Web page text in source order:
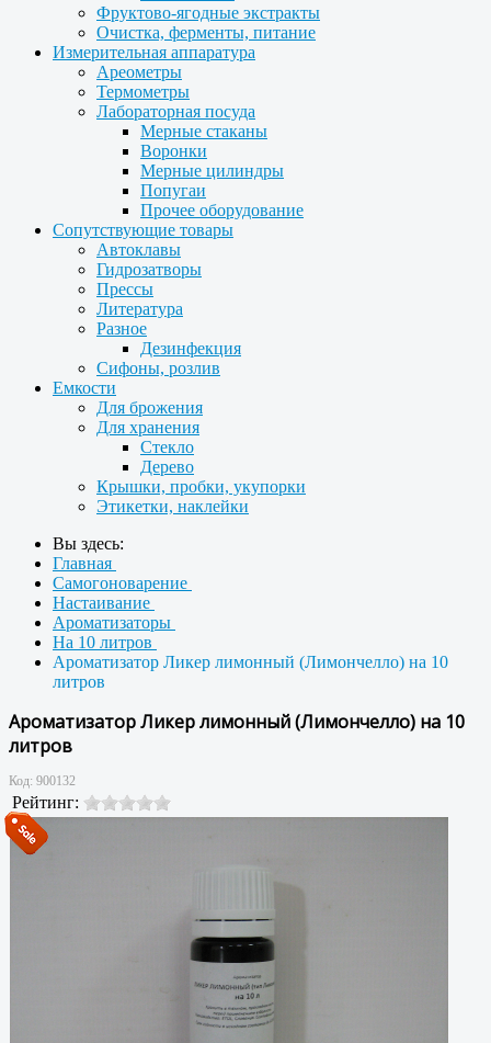
Фруктово-ягодные экстракты
Очистка, ферменты, питание
Измерительная аппаратура
Ареометры
Термометры
Лабораторная посуда
Мерные стаканы
Воронки
Мерные цилиндры
Попугаи
Прочее оборудование
Сопутствующие товары
Автоклавы
Гидрозатворы
Прессы
Литература
Разное
Дезинфекция
Сифоны, розлив
Емкости
Для брожения
Для хранения
Стекло
Дерево
Крышки, пробки, укупорки
Этикетки, наклейки
Вы здесь:
Главная
Самогоноварение
Настаивание
Ароматизаторы
На 10 литров
Ароматизатор Ликер лимонный (Лимончелло) на 10
литров
Ароматизатор Ликер лимонный (Лимончелло) на 10
литров
Код: 900132
Рейтинг: